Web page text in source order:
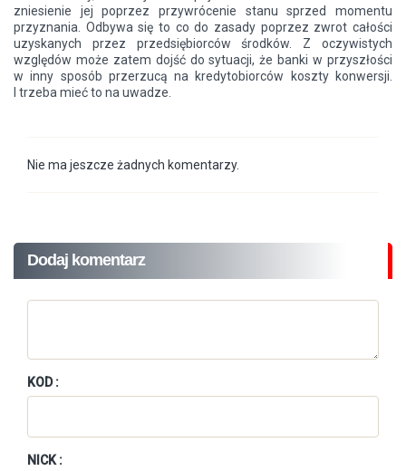
zniesienie jej poprzez przywrócenie stanu sprzed momentu
przyznania. Odbywa się to co do zasady poprzez zwrot całości
uzyskanych przez przedsiębiorców środków. Z oczywistych
względów może zatem dojść do sytuacji, że banki w przyszłości
w inny sposób przerzucą na kredytobiorców koszty konwersji.
I trzeba mieć to na uwadze.
Nie ma jeszcze żadnych komentarzy.
Dodaj komentarz
KOD :
NICK :